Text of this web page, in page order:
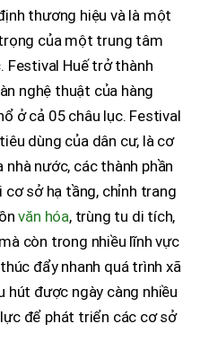
thương hiệu và là một
của một trung tâm
Festival Huế trở thành
nghệ thuật của hàng
ở cả 05 châu lục. Festival
dùng của dân cư, là cơ
nước, các thành phần
cơ sở hạ tầng, chỉnh trang
văn hóa, trùng tu di tích,
còn trong nhiều lĩnh vực
đẩy nhanh quá trình xã
hút được ngày càng nhiều
để phát triển các cơ sở